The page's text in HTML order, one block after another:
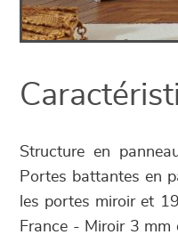
Structure en
Portes battantes en
les portes miroir et
France - Miroir 3 mm